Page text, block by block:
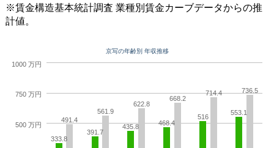
※賃金構造基本統計調査 業種別賃金カーブデータからの推
計値。
京写の年齢別 年収推移
333.8
391.7
435.8 468.4
516
553.1
491.4
561.9
622.8
668.2
714.4 736.5
500 万円
750 万円
1000 万円